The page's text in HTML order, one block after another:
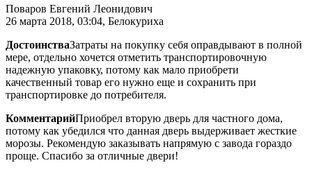
Поваров Евгений Леонидович
26 марта 2018, 03:04, Белокуриха
ДостоинстваЗатраты на покупку себя оправдывают в полной
мере, отдельно хочется отметить транспортировочную
надежную упаковку, потому как мало приобрети
качественный товар его нужно еще и сохранить при
транспортировке до потребителя.
КомментарийПриобрел вторую дверь для частного дома,
потому как убедился что данная дверь выдерживает жесткие
морозы. Рекомендую заказывать напрямую с завода гораздо
проще. Спасибо за отличные двери!